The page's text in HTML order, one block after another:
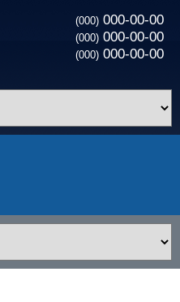
(000) 000-00-00
(000) 000-00-00
(000) 000-00-00